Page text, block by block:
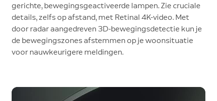
gerichte, bewegingsgeactiveerde lampen. Zie cruciale
details, zelfs op afstand, met Retinal 4K-video. Met
door radar aangedreven 3D-bewegingsdetectie kun je
de bewegingszones afstemmen op je woonsituatie
voor nauwkeurigere meldingen.